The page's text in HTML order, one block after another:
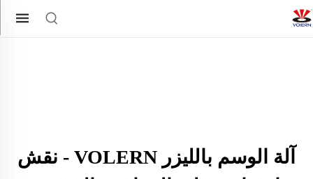
آلة الوسم بالليزر VOLERN - نقش